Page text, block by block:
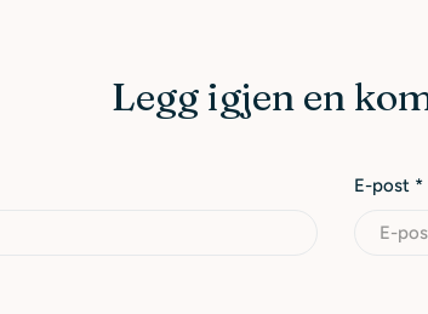
Legg igjen en
E-post *